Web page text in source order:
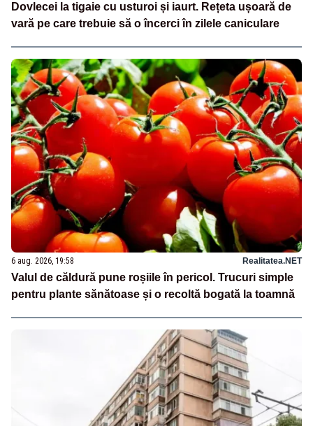
Dovlecei la tigaie cu usturoi și iaurt. Rețeta ușoară de
vară pe care trebuie să o încerci în zilele caniculare
6 aug. 2026, 19:58 Realitatea.NET
Valul de căldură pune roșiile în pericol. Trucuri simple
pentru plante sănătoase și o recoltă bogată la toamnă